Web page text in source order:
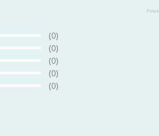
(0)
(0)
(0)
(0)
(0)